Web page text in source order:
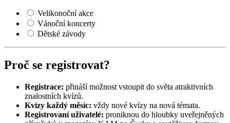
Velikonoční akce
Vánoční koncerty
Dětské závody
Proč se registrovat?
Registrace: přináší možnost vstoupit do světa atraktivních
znalostních kvízů.
Kvízy každý měsíc: vždy nové kvízy na nová témata.
Registrovaní uživatelé: proniknou do hloubky uveřejněných